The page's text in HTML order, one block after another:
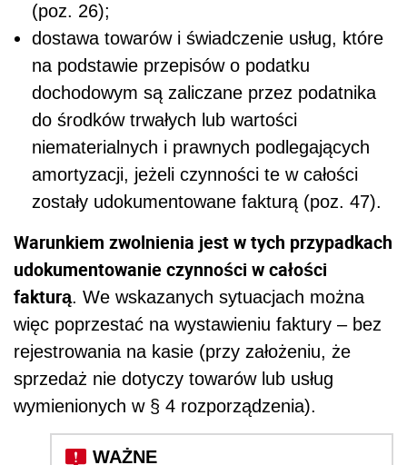
(poz. 26);
dostawa towarów i świadczenie usług, które
na podstawie przepisów o podatku
dochodowym są zaliczane przez podatnika
do środków trwałych lub wartości
niematerialnych i prawnych podlegających
amortyzacji, jeżeli czynności te w całości
zostały udokumentowane fakturą (poz. 47).
Warunkiem zwolnienia jest w tych przypadkach
udokumentowanie czynności w całości
fakturą. We wskazanych sytuacjach można
więc poprzestać na wystawieniu faktury – bez
rejestrowania na kasie (przy założeniu, że
sprzedaż nie dotyczy towarów lub usług
wymienionych w§ 4 rozporządzenia).